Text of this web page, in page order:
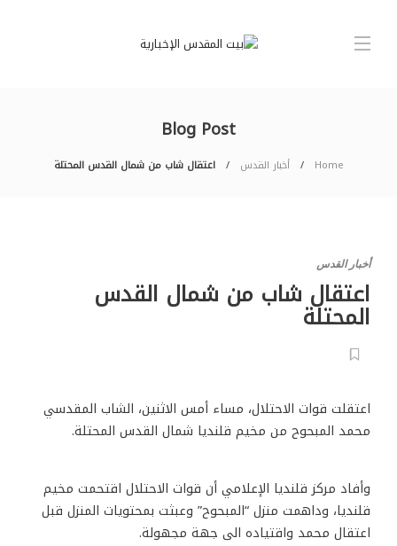
Blog Post
Home أخبار القدس اعتقال شاب من شمال القدس المحتلة
أخبار القدس
اعتقال شاب من شمال القدس
المحتلة
اعتقلت قوات الاحتلال، مساء أمس الاثنين، الشاب المقدسي
محمد المبحوح من مخيم قلنديا شمال القدس المحتلة.
وأفاد مركز قلنديا الإعلامي أن قوات الاحتلال اقتحمت مخيم
قلنديا، وداهمت منزل “المبحوح” وعبثت بمحتويات المنزل قبل
اعتقال محمد واقتياده الى جهة مجهولة.